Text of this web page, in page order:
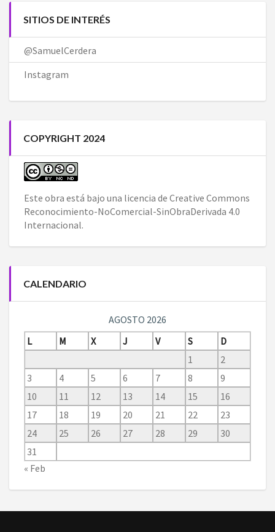
SITIOS DE INTERÉS
@SamuelCerdera
Instagram
COPYRIGHT 2024
Este obra está bajo una licencia de Creative Commons
Reconocimiento-NoComercial-SinObraDerivada 4.0
Internacional.
CALENDARIO
AGOSTO 2026
L
M X J V S
D
1
2
3
4 5 6 7 8
9
10
11 12 13 14 15
16
17
18 19 20 21 22
23
24
25 26 27 28 29
30
31
« Feb